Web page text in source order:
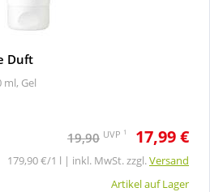
Duft
ml, Gel
19,90 UVP 1 17,99 €
179,90 €/1 l | inkl. MwSt. zzgl.Versand
Artikel auf Lager